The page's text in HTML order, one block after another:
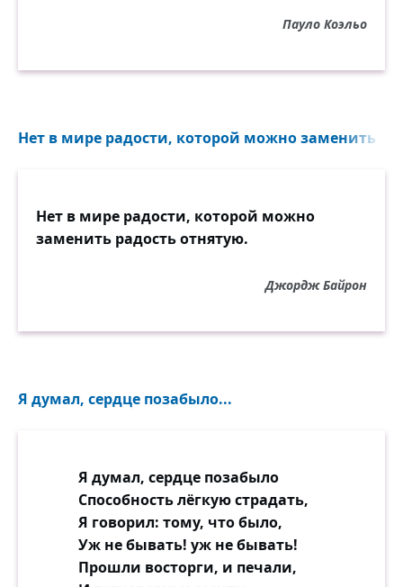
Пауло Коэльо
Нет в мире радости, которой можно заменить
Нет в мире радости, которой можно
заменить радость отнятую.
Джордж Байрон
Я думал, сердце позабыло...
Я думал, сердце позабыло
Способность лёгкую страдать,
Я говорил: тому, что было,
Уж не бывать! уж не бывать!
Прошли восторги, и печали,